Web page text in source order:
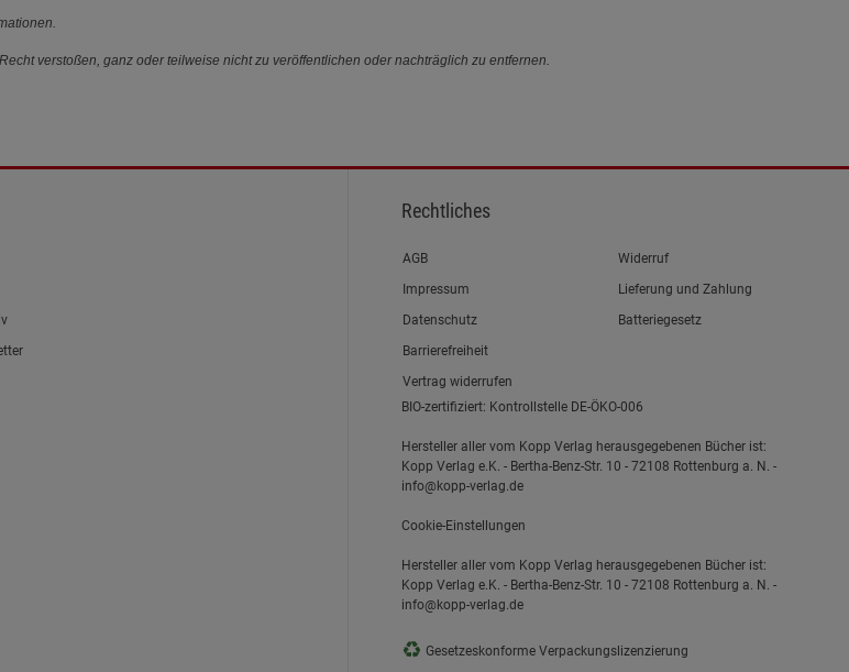
verstoßen, ganz oder teilweise nicht zu veröffentlichen oder nachträglich zu entfernen.
Rechtliches
Link zum/zur
AGB
Link zum/zur
Impressum
Link zum/zur
Datenschutz
Link zum/zur
Barrierefreiheit
Vertrag widerrufen
Widerruf
Lieferung und Zahlung
Batteriegesetz
BIO-zertifiziert: Kontrollstelle DE-ÖKO-006
Hersteller aller vom Kopp Verlag herausgegebenen Bücher ist:
Kopp Verlag e.K. - Bertha-Benz-Str. 10 - 72108 Rottenburg a. N. -
info@kopp-verlag.de
Cookie-Einstellungen
Hersteller aller vom Kopp Verlag herausgegebenen Bücher ist:
Kopp Verlag e.K. - Bertha-Benz-Str. 10 - 72108 Rottenburg a. N. -
info@kopp-verlag.de
♻ Gesetzeskonforme Verpackungslizenzierung